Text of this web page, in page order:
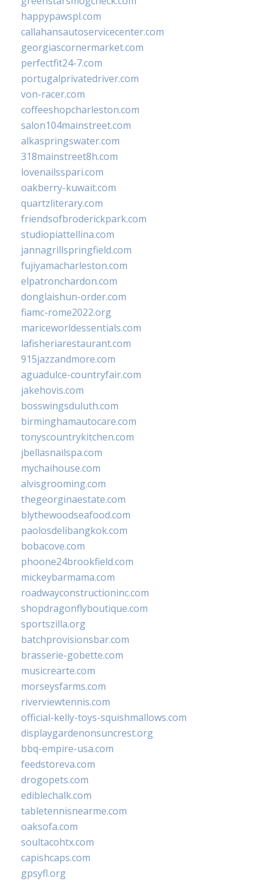
happypawspl.com
callahansautoservicecenter.com
georgiascornermarket.com
perfectfit24-7.com
portugalprivatedriver.com
von-racer.com
coffeeshopcharleston.com
salon104mainstreet.com
alkaspringswater.com
318mainstreet8h.com
lovenailsspari.com
oakberry-kuwait.com
quartzliterary.com
friendsofbroderickpark.com
studiopiattellina.com
jannagrillspringfield.com
fujiyamacharleston.com
elpatronchardon.com
donglaishun-order.com
fiamc-rome2022.org
mariceworldessentials.com
lafisheriarestaurant.com
915jazzandmore.com
aguadulce-countryfair.com
jakehovis.com
bosswingsduluth.com
birminghamautocare.com
tonyscountrykitchen.com
jbellasnailspa.com
mychaihouse.com
alvisgrooming.com
thegeorginaestate.com
blythewoodseafood.com
paolosdelibangkok.com
bobacove.com
phoone24brookfield.com
mickeybarmama.com
roadwayconstructioninc.com
shopdragonflyboutique.com
sportszilla.org
batchprovisionsbar.com
brasserie-gobette.com
musicrearte.com
morseysfarms.com
riverviewtennis.com
official-kelly-toys-squishmallows.com
displaygardenonsuncrest.org
bbq-empire-usa.com
feedstoreva.com
drogopets.com
ediblechalk.com
tabletennisnearme.com
oaksofa.com
soultacohtx.com
capishcaps.com
gpsyfl.org